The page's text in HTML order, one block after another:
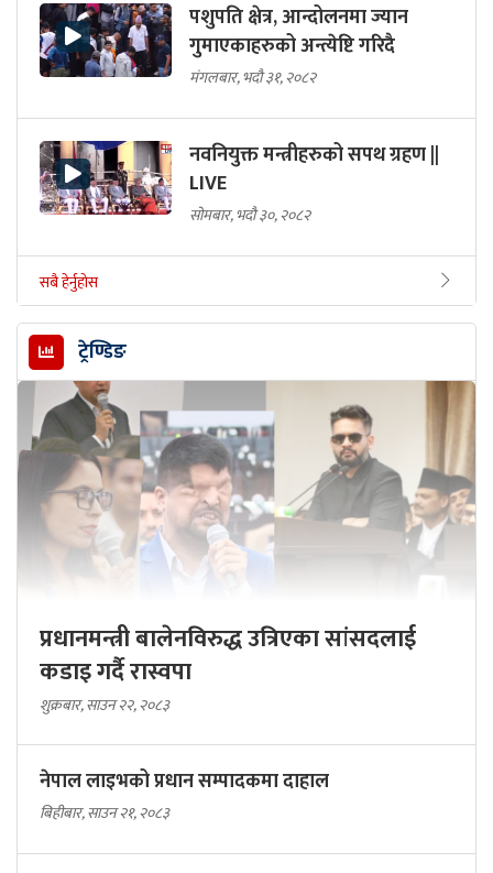
पशुपति क्षेत्र, आन्दोलनमा ज्यान
गुमाएकाहरुको अन्त्येष्टि गरिदै
मंगलबार, भदौ ३१, २०८२
नवनियुक्त मन्त्रीहरुको सपथ ग्रहण ||
LIVE
सोमबार, भदौ ३०, २०८२
सबै हेर्नुहोस
ट्रेण्डिङ
प्रधानमन्त्री बालेनविरुद्ध उत्रिएका सांसदलाई
कडाइ गर्दै रास्वपा
शुक्रबार, साउन २२, २०८३
नेपाल लाइभको प्रधान सम्पादकमा दाहाल
बिहीबार, साउन २१, २०८३